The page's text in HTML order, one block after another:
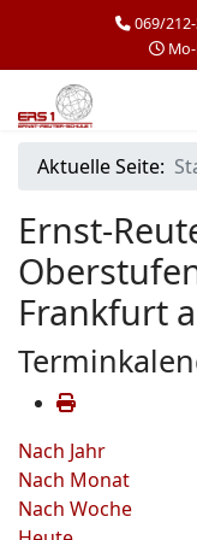
069/
Aktuelle Seite:
Ernst-
Frankfurt
Nach Jahr
Nach Monat
Nach Woche